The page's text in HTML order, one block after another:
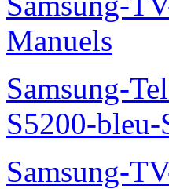
Manuels
Samsung-
S5200-
Samsung-